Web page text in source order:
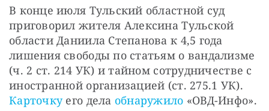
В конце июля Тульский областной суд
приговорил жителя Алексина Тульской
области Даниила Степанова к 4,5 года
лишения свободы по статьям о вандализме
(ч. 2 ст. 214 УК) и тайном сотрудничестве с
Карточку его дела обнаружило «ОВД-Инфо».